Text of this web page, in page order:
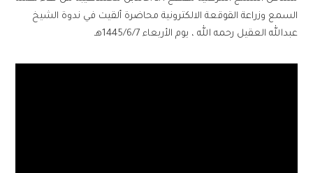
السمع وزراعة القوقعة الالكترونية محاضرة ألقيت في ندوة الشيخ
عبدالله العقيل رحمه الله ، يوم الأربعاء 1445/6/7هـ